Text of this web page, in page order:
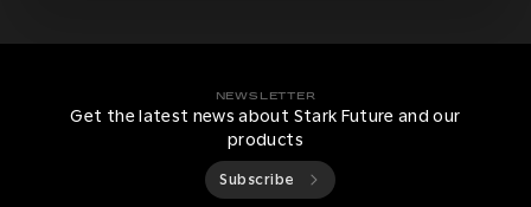
NEWSLETTER
Get the latest news about Stark Future and our
products
Subscribe